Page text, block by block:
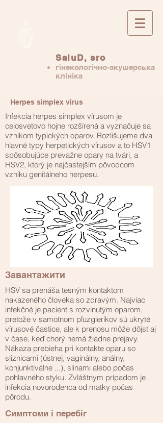
SaluD, sro
гінекологічно-акушерська
клініка
Herpes simplex virus
Infekcia herpes simplex vírusom je
celosvetovo hojne rozšírená a vyznačuje sa
vznikom typických oparov. Rozlišujeme dva
hlavné typy herpetických vírusov a to HSV1
spôsobujúce prevažne opary na tvári, a
HSV2, ktorý je najčastejším pôvodcom
vzniku genitálneho herpesu.
Завантажити
HSV sa prenáša tesným kontaktom
nakazeného človeka so zdravým. Najviac
infekčné je pacient s rozvinutým oparom,
pretože v samotnom pľuzgierikov sú ukryté
vírusové častice, ale k prenosu môže dôjsť aj
v čase, keď chorý nemá žiadne prejavy.
Nákaza prebieha pri kontakte oparu so
sliznicami (ústnej, vaginálny, análny,
konjunktiválne ...), slinami alebo počas
pohlavného styku. Zvláštnym prípadom je
infekcia novorodenca od matky počas
pôrodu.
Симптоми і перебіг